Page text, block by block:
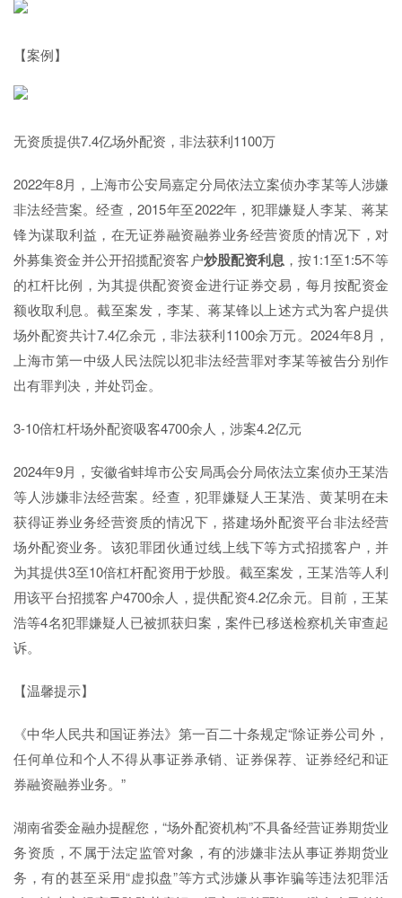
【案例】
无资质提供7.4亿场外配资，非法获利1100万
2022年8月，上海市公安局嘉定分局依法立案侦办李某等人涉嫌
非法经营案。经查，2015年至2022年，犯罪嫌疑人李某、蒋某
锋为谋取利益，在无证券融资融券业务经营资质的情况下，对
外募集资金并公开招揽配资客户炒股配资利息 ，按1:1至1:5不等
的杠杆比例，为其提供配资资金进行证券交易，每月按配资金
额收取利息。截至案发，李某、蒋某锋以上述方式为客户提供
场外配资共计7.4亿余元，非法获利1100余万元。2024年8月，
上海市第一中级人民法院以犯非法经营罪对李某等被告分别作
出有罪判决，并处罚金。
3-10倍杠杆场外配资吸客4700余人，涉案4.2亿元
2024年9月，安徽省蚌埠市公安局禹会分局依法立案侦办王某浩
等人涉嫌非法经营案。经查，犯罪嫌疑人王某浩、黄某明在未
获得证券业务经营资质的情况下，搭建场外配资平台非法经营
场外配资业务。该犯罪团伙通过线上线下等方式招揽客户，并
为其提供3至10倍杠杆配资用于炒股。截至案发，王某浩等人利
用该平台招揽客户4700余人，提供配资4.2亿余元。目前，王某
浩等4名犯罪嫌疑人已被抓获归案，案件已移送检察机关审查起
诉。
【温馨提示】
《中华人民共和国证券法》第一百二十条规定“除证券公司外，
任何单位和个人不得从事证券承销、证券保荐、证券经纪和证
券融资融券业务。”
湖南省委金融办提醒您，“场外配资机构”不具备经营证券期货业
务资质，不属于法定监管对象，有的涉嫌非法从事证券期货业
务，有的甚至采用“虚拟盘”等方式涉嫌从事诈骗等违法犯罪活